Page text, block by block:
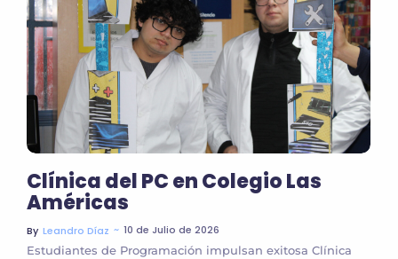
Clínica del PC en Colegio Las
Américas
By Leandro Díaz ~ 10 de Julio de 2026
Estudiantes de Programación impulsan exitosa Clínica